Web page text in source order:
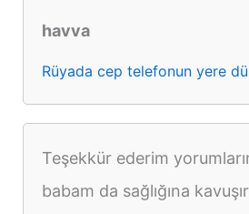
havva
Rüyada cep telefonun yere
Teşekkür ederim
babam da sağlığına kavuşır